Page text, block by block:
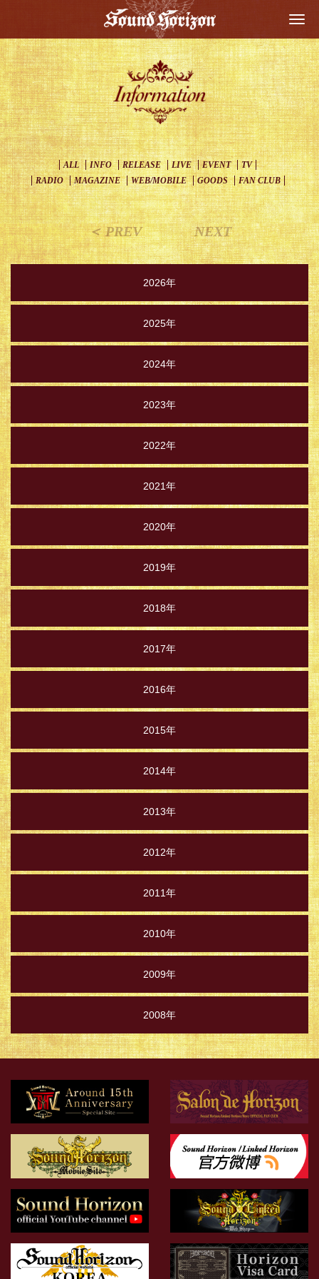
ALL INFO RELEASE LIVE EVENT
TV
RADIO
MAGAZINE WEB/MOBILE GOODS FAN CLUB
＜ PREV NEXT
2026年
2025年
2024年
2023年
2022年
2021年
2020年
2019年
2018年
2017年
2016年
2015年
2014年
2013年
2012年
2011年
2010年
2009年
2008年